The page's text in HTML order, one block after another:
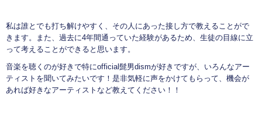
私は誰とでも打ち解けやすく、その人にあった接し方で教えることがで
きます。また、過去に4年間通っていた経験があるため、生徒の目線に立
って考えることができると思います。
音楽を聴くのが好きで特にofficial髭男dismが好きですが、いろんなアー
ティストを聞いてみたいです！是非気軽に声をかけてもらって、機会が
あれば好きなアーティストなど教えてください！！